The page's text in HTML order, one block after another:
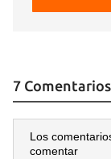
7 Comentarios
Los
comentar